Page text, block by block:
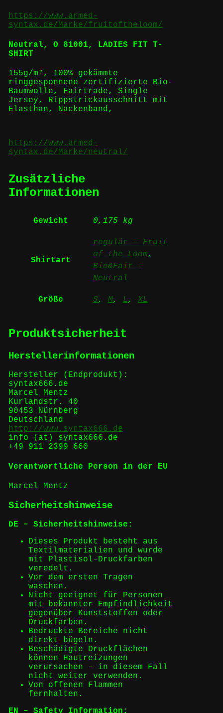
https://www.armed-
syntax.de/Marke/fruitoftheloom/
Neutral, O 81001, LADIES FIT T-
SHIRT
155g/m², 100% gekämmte
ringgesponnene zertifizierte Bio-
Baumwolle, Fairtrade, Single
Jersey, Rippstrickausschnitt mit
Elasthan, Nackenband,
https://www.armed-
syntax.de/Marke/neutral/
Zusätzliche
Informationen
Gewicht 0,175 kg
Shirtart
regulär – Fruit
of the Loom,
Bio&Fair –
Neutral
Größe S, M, L, XL
Produktsicherheit
Herstellerinformationen
Hersteller (Endprodukt):
syntax666.de
Marcel Mentz
Kurlandstr. 40
90453 Nürnberg
Deutschland
http://www.syntax666.de
info (at) syntax666.de
+49 911 2399 660
Verantwortliche Person in der EU
Marcel Mentz
Sicherheitshinweise
DE – Sicherheitshinweise:
Dieses Produkt besteht aus
Textilmaterialien und wurde
mit Plastisol-Druckfarben
veredelt.
Vor dem ersten Tragen
waschen.
Nicht geeignet für Personen
mit bekannter Empfindlichkeit
gegenüber Kunststoffen oder
Druckfarben.
Bedruckte Bereiche nicht
direkt bügeln.
Beschädigte Druckflächen
können Hautreizungen
verursachen – in diesem Fall
nicht weiter verwenden.
Von offenen Flammen
fernhalten.
EN – Safety Information: